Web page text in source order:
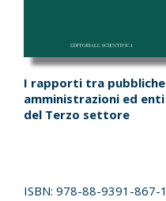
I rapporti tra pubbliche
amministrazioni ed enti
del Terzo settore
ISBN: 978-88-9391-867-1